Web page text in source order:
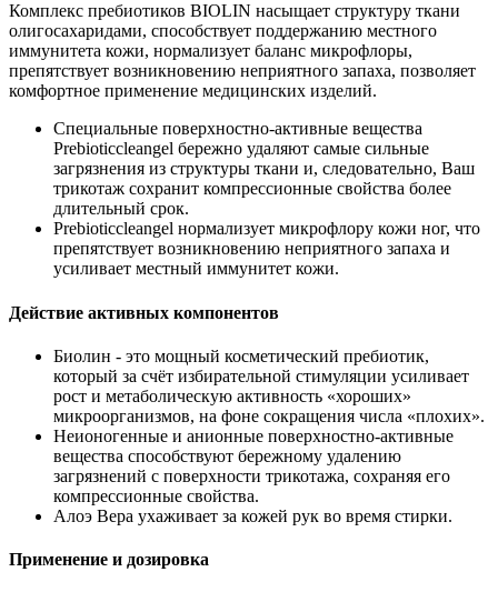
Комплекс пребиотиков BIOLIN насыщает структуру ткани
олигосахаридами, способствует поддержанию местного
иммунитета кожи, нормализует баланс микрофлоры,
препятствует возникновению неприятного запаха, позволяет
комфортное применение медицинских изделий.
Специальные поверхностно-активные вещества
Prebioticcleangel бережно удаляют самые сильные
загрязнения из структуры ткани и, следовательно, Ваш
трикотаж сохранит компрессионные свойства более
длительный срок.
Prebioticcleangel нормализует микрофлору кожи ног, что
препятствует возникновению неприятного запаха и
усиливает местный иммунитет кожи.
Действие активных компонентов
Биолин - это мощный косметический пребиотик,
который за счёт избирательной стимуляции усиливает
рост и метаболическую активность «хороших»
микроорганизмов, на фоне сокращения числа «плохих».
Неионогенные и анионные поверхностно-активные
вещества способствуют бережному удалению
загрязнений с поверхности трикотажа, сохраняя его
компрессионные свойства.
Алоэ Вера ухаживает за кожей рук во время стирки.
Применение и дозировка